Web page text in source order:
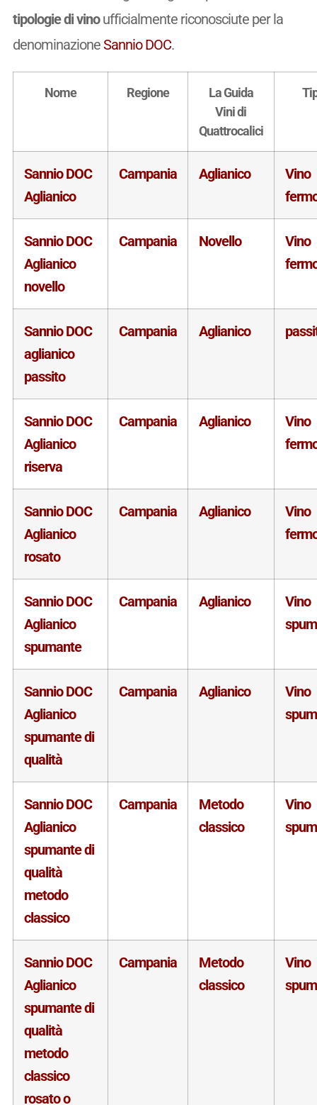
tipologie di vinoufficialmente riconosciute per la
denominazioneSannio DOC.
Nome Regione
La Guida
Vini di
Quattrocalici
Sannio DOC
Aglianico
Campania Aglianico
Vino
Sannio DOC
Aglianico
novello
Campania Novello
Vino
Sannio DOC
aglianico
passito
Campania Aglianico
Sannio DOC
Aglianico
riserva
Campania Aglianico
Vino
Sannio DOC
Aglianico
rosato
Campania Aglianico
Vino
Sannio DOC
Aglianico
spumante
Campania Aglianico
Vino
Sannio DOC
Aglianico
spumante di
qualità
Campania Aglianico
Vino
Sannio DOC
Aglianico
spumante di
qualità
metodo
classico
Campania
Metodo
classico
Vino
Sannio DOC
Aglianico
spumante di
qualità
metodo
classico
rosato o
Campania
Metodo
classico
Vino